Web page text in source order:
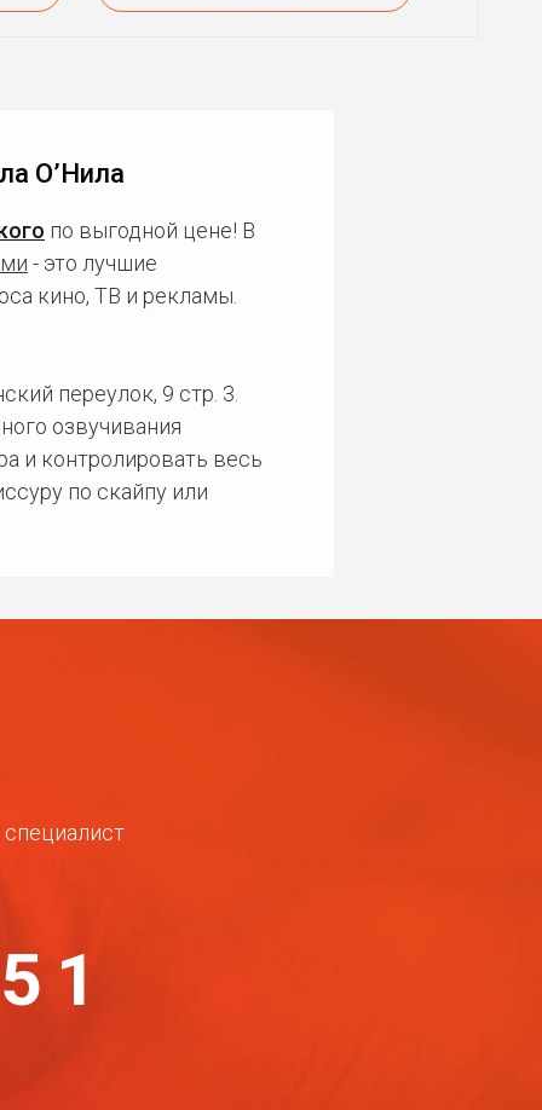
О’Нила
по выгодной цене! В
- это лучшие
кино, ТВ и рекламы.
переулок, 9 стр. 3.
озвучивания
и контролировать весь
по скайпу или